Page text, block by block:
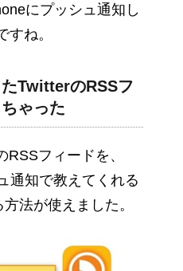
にプッシュ通知し
すね。
TwitterのRSSフ
ゃった
フィードを、
通知で教えてくれる
法が使えました。